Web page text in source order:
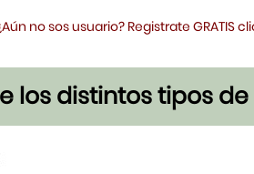
no sos usuario? Registrate GRATIS
los distintos tipos de